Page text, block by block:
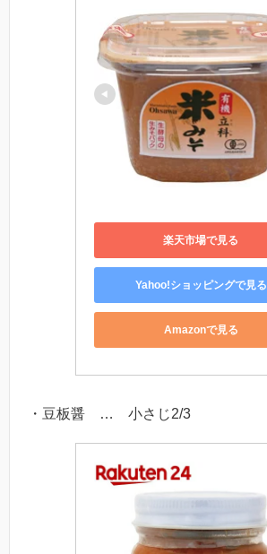
楽天市場で見る
Yahoo!ショッピングで見る
Amazonで見る
・豆板醤 … 小さじ2/3